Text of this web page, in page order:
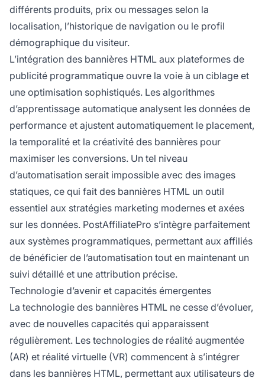
différents produits, prix ou messages selon la
localisation, l’historique de navigation ou le profil
démographique du visiteur.
L’intégration des bannières HTML aux plateformes de
publicité programmatique ouvre la voie à un ciblage et
une optimisation sophistiqués. Les algorithmes
d’apprentissage automatique analysent les données de
performance et ajustent automatiquement le placement,
la temporalité et la créativité des bannières pour
maximiser les conversions. Un tel niveau
d’automatisation serait impossible avec des images
statiques, ce qui fait des bannières HTML un outil
essentiel aux stratégies marketing modernes et axées
sur les données. PostAffiliatePro s’intègre parfaitement
aux systèmes programmatiques, permettant aux affiliés
de bénéficier de l’automatisation tout en maintenant un
suivi détaillé et une attribution précise.
Technologie d’avenir et capacités émergentes
La technologie des bannières HTML ne cesse d’évoluer,
avec de nouvelles capacités qui apparaissent
régulièrement. Les technologies de réalité augmentée
(AR) et réalité virtuelle (VR) commencent à s’intégrer
dans les bannières HTML, permettant aux utilisateurs de